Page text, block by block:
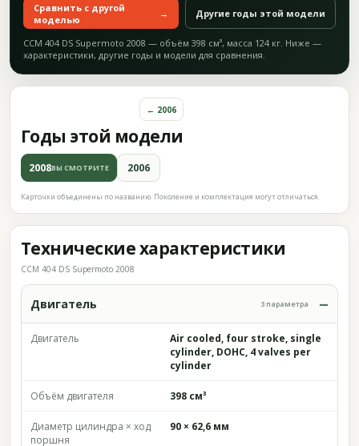
Сравнить с другой
моделью
→ Другие годы этой модели
CCM 404 DS Supermoto 2008 — объём 398 см³, масса 124 кг. Ниже —
характеристики, другие годы и модели для сравнения.
Годы этой модели
← 2006
2008ВЫ СМОТРИТЕ 2006
Карточки объединены по названию. Поколение и комплектация могут отличаться.
Технические характеристики
CCM 404 DS Supermoto 2008
Двигатель 3 параметра
Двигатель
Air cooled, four stroke, single
cylinder, DOHC, 4 valves per
cylinder
Объём двигателя 398 см³
Диаметр цилиндра × ход
поршня
90 × 62,6 мм